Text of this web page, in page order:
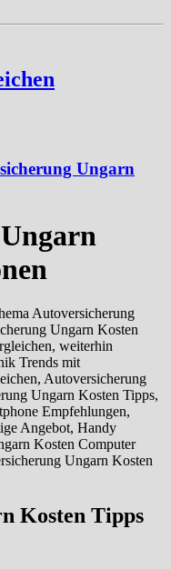
Ungarn
Autoversicherung
Ungarn Kosten
weiterhin
Trends mit
Autoversicherung
Ungarn Kosten Tipps,
Empfehlungen,
Angebot, Handy
Kosten Computer
Ungarn Kosten
Kosten Tipps